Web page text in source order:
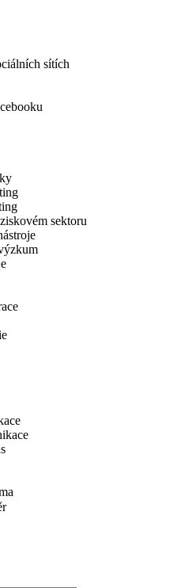
sítích
sektoru